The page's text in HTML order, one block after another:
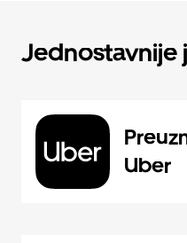
Jednostavnije
Uber